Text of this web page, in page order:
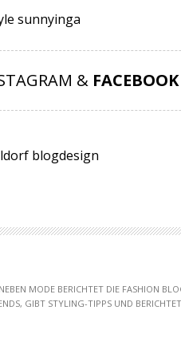
& FACEBOOK
MODE BERICHTET DIE FASHION
GIBT STYLING-TIPPS UND BERICHTET